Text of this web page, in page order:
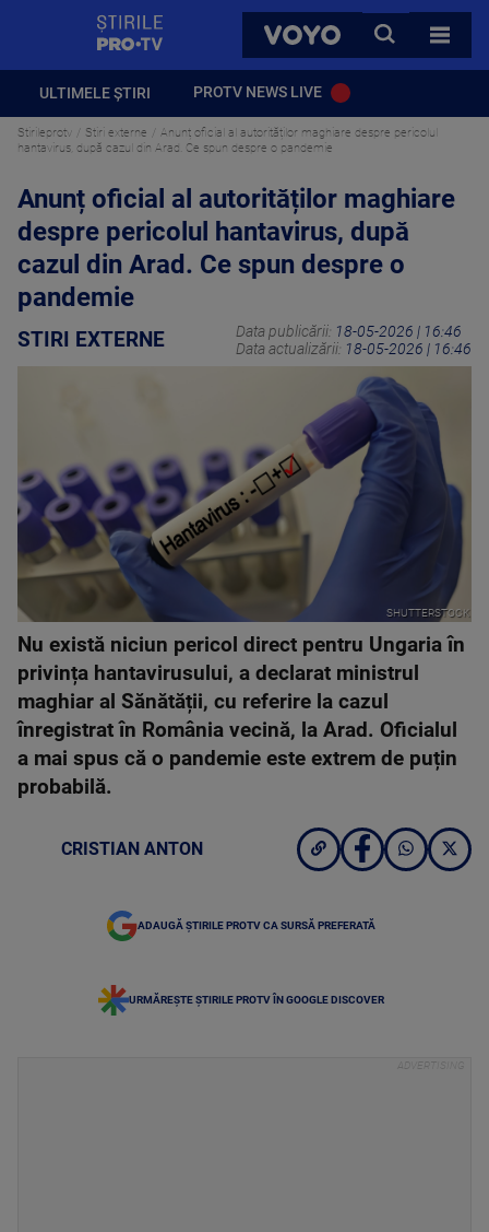
VOYO
CAUTA
TOATE
ULTIMELE ȘTIRI PROTV NEWS LIVE
Stirileprotv Stiri externe
Anunț oficial al autorităților maghiare despre pericolul
hantavirus, după cazul din Arad. Ce spun despre o pandemie
Anunț oficial al autorităților maghiare
despre pericolul hantavirus, după
cazul din Arad. Ce spun despre o
pandemie
STIRI EXTERNE Data publicării: 18-05-2026 | 16:46
Data actualizării: 18-05-2026 | 16:46
SHUTTERSTOCK
Nu există niciun pericol direct pentru Ungaria în
privința hantavirusului, a declarat ministrul
maghiar al Sănătății, cu referire la cazul
înregistrat în România vecină, la Arad. Oficialul
a mai spus că o pandemie este extrem de puțin
probabilă.
CRISTIAN ANTON
ADAUGĂ ȘTIRILE PROTV CA SURSĂ PREFERATĂ
URMĂREȘTE ȘTIRILE PROTV ÎN GOOGLE DISCOVER